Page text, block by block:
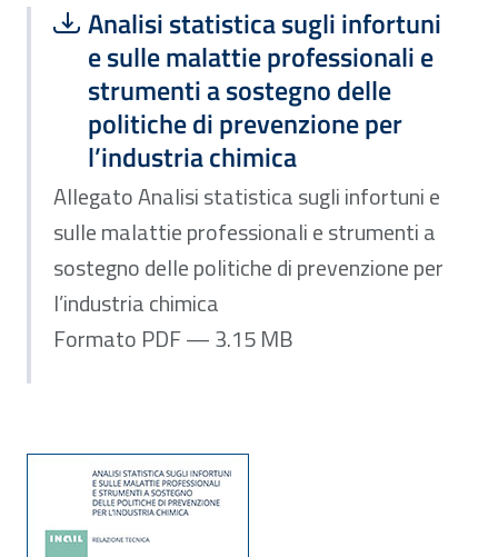
Scarica file:
Analisi statistica sugli infortuni
e sulle malattie professionali e
strumenti a sostegno delle
politiche di prevenzione per
l’industria chimica
Formato PDF — Dimensione 3.15 MB
Allegato Analisi statistica sugli infortuni e
sulle malattie professionali e strumenti a
sostegno delle politiche di prevenzione per
l’industria chimica
Formato PDF — 3.15 MB